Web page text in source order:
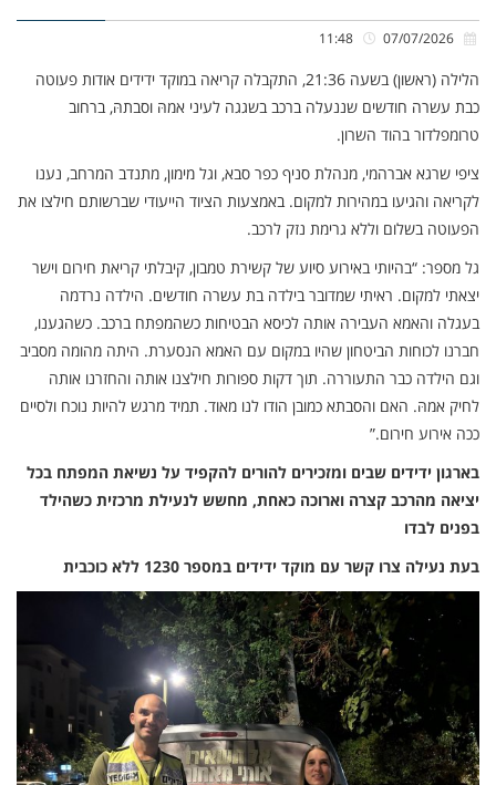
הלילה (ראשון) בשעה 21:36, התקבלה קריאה במוקד ידידים אודות פעוטה
כבת עשרה חודשים שננעלה ברכב בשגגה לעיני אמהּ וסבתהּ, ברחוב
טרומפלדור בהוד השרון.
ציפי שרגא אברהמי, מנהלת סניף כפר סבא, וגל מימון, מתנדב המרחב, נענו
לקריאה והגיעו במהירות למקום. באמצעות הציוד הייעודי שברשותם חילצו את
הפעוטה בשלום וללא גרימת נזק לרכב.
גל מספר: “בהיותי באירוע סיוע של קשירת טמבון, קיבלתי קריאת חירום וישר
יצאתי למקום. ראיתי שמדובר בילדה בת עשרה חודשים. הילדה נרדמה
בעגלה והאמא העבירה אותה לכיסא הבטיחות כשהמפתח ברכב. כשהגענו,
חברנו לכוחות הביטחון שהיו במקום עם האמא הנסערת. היתה מהומה מסביב
וגם הילדה כבר התעוררה. תוך דקות ספורות חילצנו אותה והחזרנו אותה
לחיק אמהּ. האם והסבתא כמובן הודו לנו מאוד. תמיד מרגש להיות נוכח ולסיים
ככה אירוע חירום.”
בארגון ידידים שבים ומזכירים להורים להקפיד על נשיאת המפתח בכל
יציאה מהרכב קצרה וארוכה כאחת, מחשש לנעילת מרכזית כשהילד
בפנים לבדו
בעת נעילה צרו קשר עם מוקד ידידים במספר 1230 ללא כוכבית